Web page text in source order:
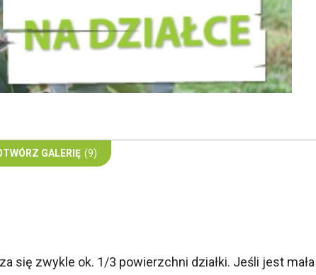
GALERIĘ (9)
się zwykle ok. 1/3 powierzchni działki. Jeśli jest mała